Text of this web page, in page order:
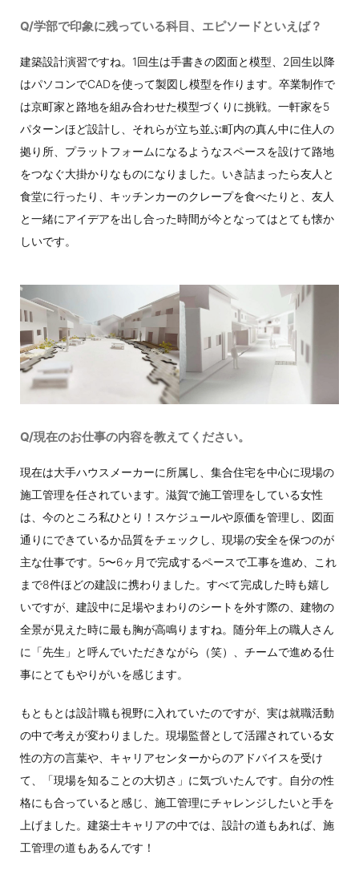
Q/学部で印象に残っている科目、エピソードといえば？
建築設計演習ですね。1回生は手書きの図面と模型、2回生以降
はパソコンでCADを使って製図し模型を作ります。卒業制作で
は京町家と路地を組み合わせた模型づくりに挑戦。一軒家を5
パターンほど設計し、それらが立ち並ぶ町内の真ん中に住人の
拠り所、プラットフォームになるようなスペースを設けて路地
をつなぐ大掛かりなものになりました。いき詰まったら友人と
食堂に行ったり、キッチンカーのクレープを食べたりと、友人
と一緒にアイデアを出し合った時間が今となってはとても懐か
しいです。
Q/現在のお仕事の内容を教えてください。
現在は大手ハウスメーカーに所属し、集合住宅を中心に現場の
施工管理を任されています。滋賀で施工管理をしている女性
は、今のところ私ひとり！スケジュールや原価を管理し、図面
通りにできているか品質をチェックし、現場の安全を保つのが
主な仕事です。5〜6ヶ月で完成するペースで工事を進め、これ
まで8件ほどの建設に携わりました。すべて完成した時も嬉し
いですが、建設中に足場やまわりのシートを外す際の、建物の
全景が見えた時に最も胸が高鳴りますね。随分年上の職人さん
に「先生」と呼んでいただきながら（笑）、チームで進める仕
事にとてもやりがいを感じます。
もともとは設計職も視野に入れていたのですが、実は就職活動
の中で考えが変わりました。現場監督として活躍されている女
性の方の言葉や、キャリアセンターからのアドバイスを受け
て、「現場を知ることの大切さ」に気づいたんです。自分の性
格にも合っていると感じ、施工管理にチャレンジしたいと手を
上げました。建築士キャリアの中では、設計の道もあれば、施
工管理の道もあるんです！